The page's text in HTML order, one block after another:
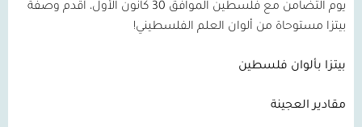
يوم التضامن مع فلسطين الموافق 30 كانون الأول، أقدم وصفة
بيتزا مستوحاة من ألوان العلم الفلسطيني!
بيتزا بألوان فلسطين
مقادير العجينة